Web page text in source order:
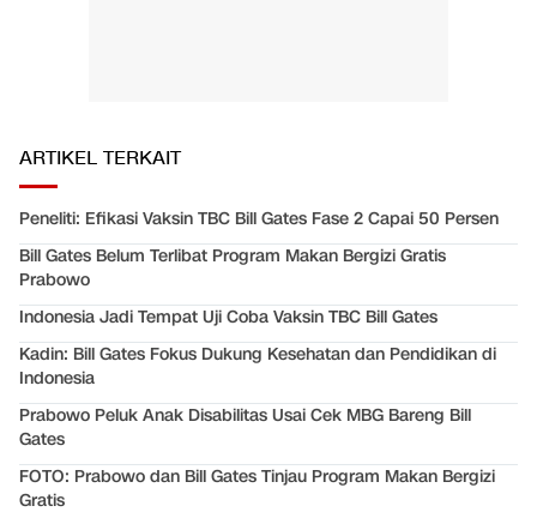
ARTIKEL TERKAIT
Peneliti: Efikasi Vaksin TBC Bill Gates Fase 2 Capai 50 Persen
Bill Gates Belum Terlibat Program Makan Bergizi Gratis
Prabowo
Indonesia Jadi Tempat Uji Coba Vaksin TBC Bill Gates
Kadin: Bill Gates Fokus Dukung Kesehatan dan Pendidikan di
Indonesia
Prabowo Peluk Anak Disabilitas Usai Cek MBG Bareng Bill
Gates
FOTO: Prabowo dan Bill Gates Tinjau Program Makan Bergizi
Gratis